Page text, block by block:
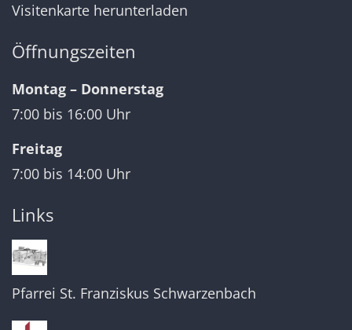
Visitenkarte herunterladen
Öffnungszeiten
Montag – Donnerstag
7:00 bis 16:00 Uhr
Freitag
7:00 bis 14:00 Uhr
Links
Pfarrei St. Franziskus Schwarzenbach